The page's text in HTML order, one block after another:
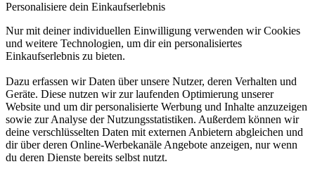
Personalisiere dein Einkaufserlebnis
Nur mit deiner individuellen Einwilligung verwenden wir Cookies
und weitere Technologien, um dir ein personalisiertes
Einkaufserlebnis zu bieten.
Dazu erfassen wir Daten über unsere Nutzer, deren Verhalten und
Geräte. Diese nutzen wir zur laufenden Optimierung unserer
Website und um dir personalisierte Werbung und Inhalte anzuzeigen
sowie zur Analyse der Nutzungsstatistiken. Außerdem können wir
deine verschlüsselten Daten mit externen Anbietern abgleichen und
dir über deren Online-Werbekanäle Angebote anzeigen, nur wenn
du deren Dienste bereits selbst nutzt.